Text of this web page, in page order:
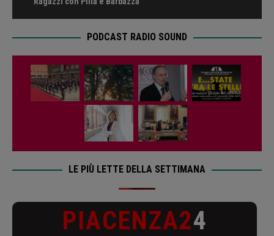
PODCAST RADIO SOUND
LE PIÙ LETTE DELLA SETTIMANA
PIACENZA24